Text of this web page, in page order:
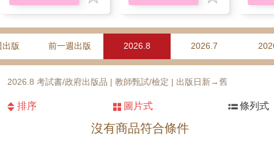
出版 前一週出版 2026.8 2026.7
2026.8 考試書/政府出版品 | 教師甄試/檢定 | 出版日新→舊
排序 圖片式 條列式
沒有商品符合條件